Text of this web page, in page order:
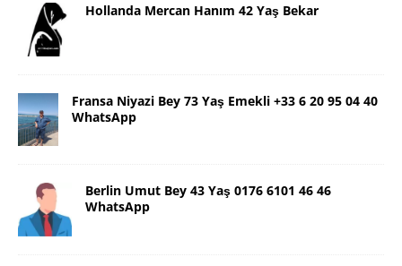
Hollanda Mercan Hanım 42 Yaş Bekar
Fransa Niyazi Bey 73 Yaş Emekli +33 6 20 95 04 40
WhatsApp
Berlin Umut Bey 43 Yaş 0176 6101 46 46
WhatsApp